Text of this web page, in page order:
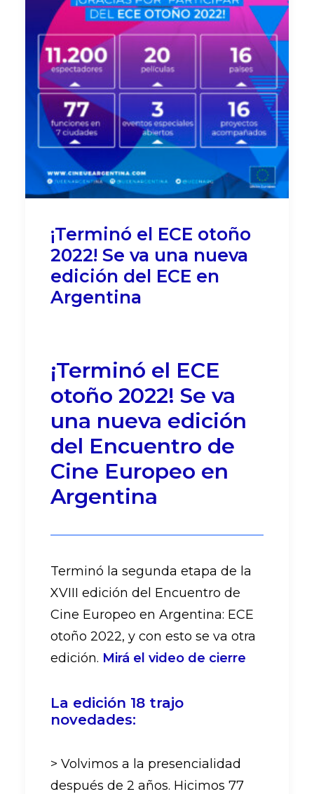
¡Terminó el ECE otoño
2022! Se va una nueva
edición del ECE en
Argentina
¡Terminó el ECE
otoño 2022! Se va
una nueva edición
del Encuentro de
Cine Europeo en
Argentina
Terminó la segunda etapa de la
XVIII edición del Encuentro de
Cine Europeo en Argentina: ECE
otoño 2022, y con esto se va otra
edición. Mirá el video de cierre
La edición 18 trajo
novedades:
> Volvimos a la presencialidad
después de 2 años. Hicimos 77